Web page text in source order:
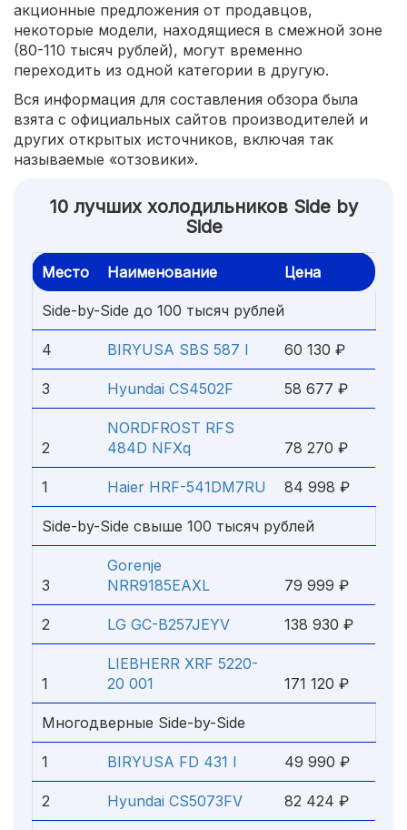
акционные предложения от продавцов,
некоторые модели, находящиеся в смежной зоне
(80-110 тысяч рублей), могут временно
переходить из одной категории в другую.
Вся информация для составления обзора была
взята с официальных сайтов производителей и
других открытых источников, включая так
называемые «отзовики».
10 лучших холодильников Side by
Side
Место Наименование Цена
Side-by-Side до 100 тысяч рублей
4 BIRYUSA SBS 587 I 60 130 ₽
3 Hyundai CS4502F 58 677 ₽
2
NORDFROST RFS
484D NFXq
78 270 ₽
1 Haier HRF-541DM7RU 84 998 ₽
Side-by-Side свыше 100 тысяч рублей
3
Gorenje
NRR9185EAXL
79 999 ₽
2 LG GC-B257JEYV 138 930 ₽
1
LIEBHERR XRF 5220-
20 001
171 120 ₽
Многодверные Side-by-Side
1 BIRYUSA FD 431 I 49 990 ₽
2 Hyundai CS5073FV 82 424 ₽